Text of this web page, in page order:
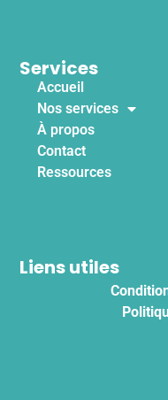
Services
Accueil
Nos services
À propos
Contact
Ressources
Liens utiles